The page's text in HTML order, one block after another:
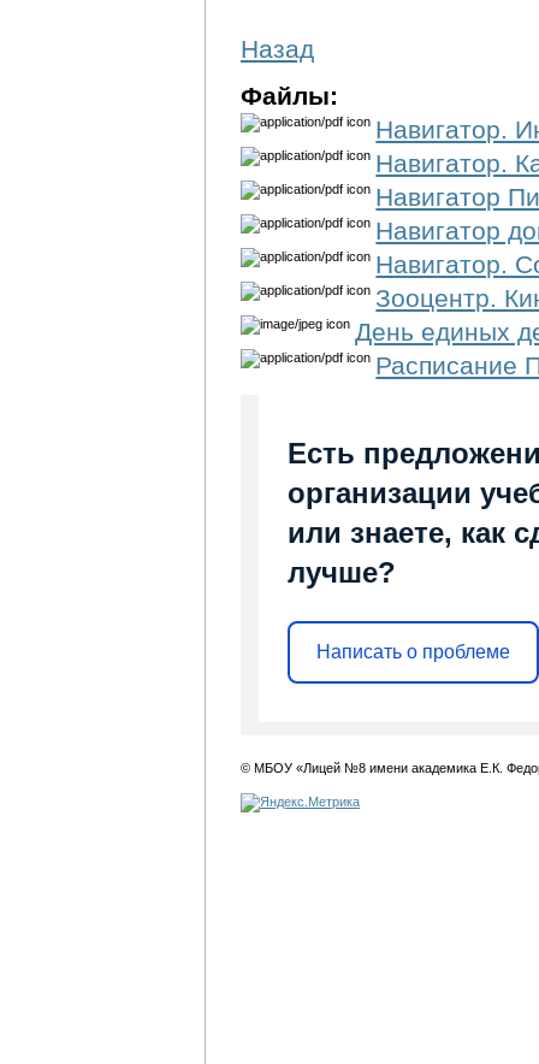
Назад
Файлы:
Навигатор.
Навигатор.
Навигатор
Навигатор
Навигатор.
Зооцентр.
День единых
Расписание
Есть
организации
или знаете, как
лучше?
Написать о проблеме
© МБОУ «Лицей №8 имени академика Е.К.